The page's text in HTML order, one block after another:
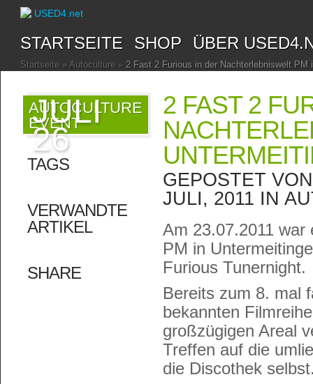
STARTSEITE SHOP ÜBER
Startseite » Autoculture » 2 Fast 2 Furious in der Nachterlebniswelt PM
AUTOCULTURE
EVENT
JULI
26
TAGS
VERWANDTE
ARTIKEL
SHARE
2 FAST 2
GEPOSTET
JULI, 2011 IN
Am 23.07.2011 war
PM in
Furious Tunernight.
Bereits zum 8. mal
bekannten
großzügigen Areal
Treffen auf die
die Discothek